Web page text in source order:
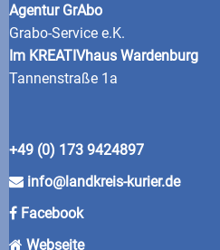
Agentur GrAbo
Grabo-Service e.K.
Im KREATIVhaus Wardenburg
Tannenstraße 1a
+49 (0) 173 9424897
info@landkreis-kurier.de
Facebook
Webseite